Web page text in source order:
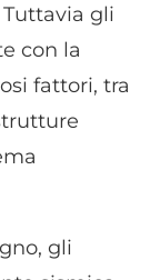
gli
con la
fattori, tra
gli